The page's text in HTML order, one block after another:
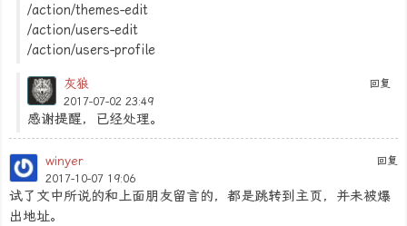
/action/themes-edit
/action/users-edit
/action/users-profile
回复
灰狼
2017-07-02 23:49
感谢提醒，已经处理。
回复
winyer
2017-10-07 19:06
试了文中所说的和上面朋友留言的，都是跳转到主页，并未被爆
出地址。